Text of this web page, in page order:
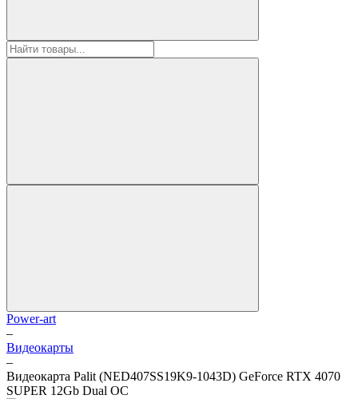
Power-art
–
Видеокарты
–
Видеокарта Palit (NED407SS19K9-1043D) GeForce RTX 4070
SUPER 12Gb Dual OC